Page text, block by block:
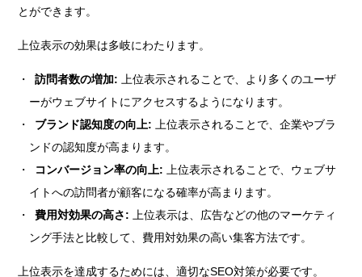
とができます。
上位表示の効果は多岐にわたります。
訪問者数の増加: 上位表示されることで、より多くのユーザ
ーがウェブサイトにアクセスするようになります。
ブランド認知度の向上: 上位表示されることで、企業やブラ
ンドの認知度が高まります。
コンバージョン率の向上: 上位表示されることで、ウェブサ
イトへの訪問者が顧客になる確率が高まります。
費用対効果の高さ: 上位表示は、広告などの他のマーケティ
ング手法と比較して、費用対効果の高い集客方法です。
上位表示を達成するためには、適切なSEO対策が必要です。